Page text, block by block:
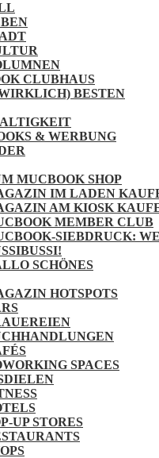
CLUBHAUS
BESTEN
& WERBUNG
MUCBOOK SHOP
IM LADEN
AM KIOSK
MEMBER CLUB
SIEBDRUCK:
SCHÖNES
HOTSPOTS
SPACES
UP STORES